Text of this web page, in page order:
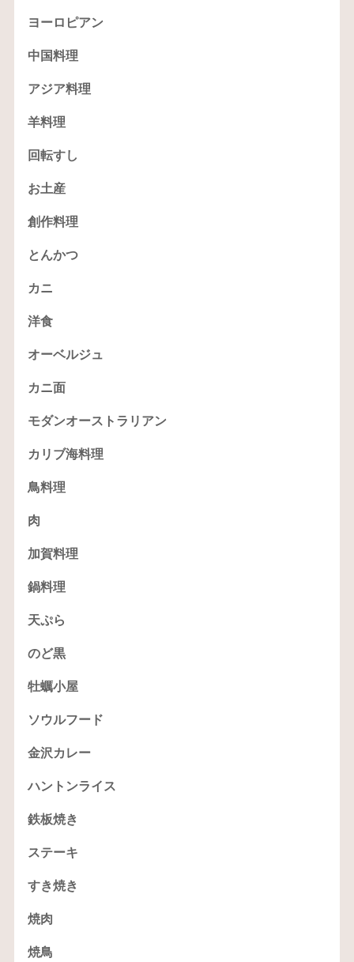
ヨーロピアン
中国料理
アジア料理
羊料理
回転すし
お土産
創作料理
とんかつ
カニ
洋食
オーベルジュ
カニ面
モダンオーストラリアン
カリブ海料理
鳥料理
肉
加賀料理
鍋料理
天ぷら
のど黒
牡蠣小屋
ソウルフード
金沢カレー
ハントンライス
鉄板焼き
ステーキ
すき焼き
焼肉
焼鳥